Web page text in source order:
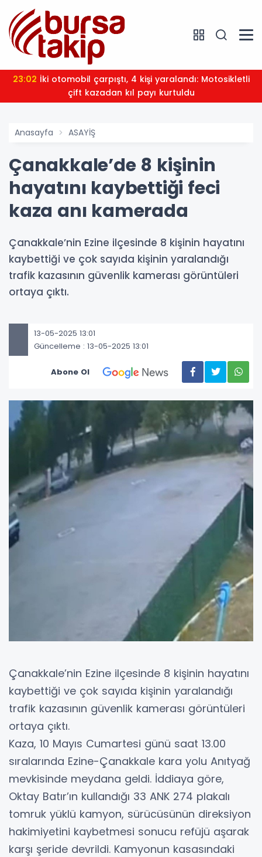
23:02
çift kazadan kıl payı kurtuldu
Anasayfa ASAYİŞ
Çanakkale’de 8 kişinin
hayatını kaybettiği feci
kaza anı kamerada
Çanakkale’nin Ezine ilçesinde 8 kişinin hayatını
kaybettiği ve çok sayıda kişinin yaralandığı
trafik kazasının güvenlik kamerası görüntüleri
ortaya çıktı.
13-05-2025 13:01
Güncelleme : 13-05-2025 13:01
Abone Ol
Çanakkale’nin Ezine ilçesinde 8 kişinin hayatını
kaybettiği ve çok sayıda kişinin yaralandığı
trafik kazasının güvenlik kamerası görüntüleri
ortaya çıktı.
Kaza, 10 Mayıs Cumartesi günü saat 13.00
sıralarında Ezine-Çanakkale kara yolu Anıtyağ
mevkisinde meydana geldi. İddiaya göre,
Oktay Batır’ın kullandığı 33 ANK 274 plakalı
tomruk yüklü kamyon, sürücüsünün direksiyon
hakimiyetini kaybetmesi sonucu refüjü aşarak
karşı şeride devrildi. Kamyonun kasasındaki